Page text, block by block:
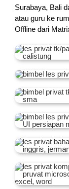
Surabaya, Bali
atau guru ke
Offline dari